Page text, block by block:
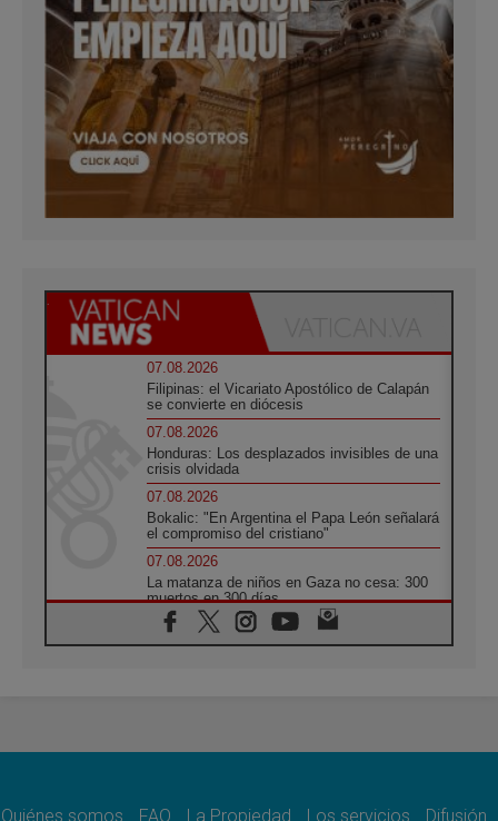
07.08.2026
Filipinas: el Vicariato Apostólico de Calapán
se convierte en diócesis
07.08.2026
Honduras: Los desplazados invisibles de una
crisis olvidada
07.08.2026
Bokalic: "En Argentina el Papa León señalará
el compromiso del cristiano"
07.08.2026
La matanza de niños en Gaza no cesa: 300
muertos en 300 días
07.08.2026
Tagle: La guerra desfigura el mundo, solo la
como misión al servicio del Evangelio
Quiénes somos FAQ La Propiedad Los servicios Difusión